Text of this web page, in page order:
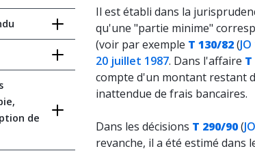
de
Il est établi dans la
qu'une "partie minime"
(voir par exemple T 130/82(
20 juillet 1987. Dans l'affaire
compte d'un montant restant
inattendue de frais bancaires.
Dans les décisions T 290/90(
revanche, il a été estimé dans